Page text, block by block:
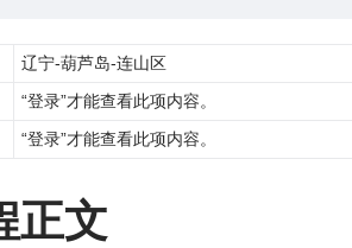
辽宁-葫芦岛-连山区
“登录”才能查看此项内容。
“登录”才能查看此项内容。
正文